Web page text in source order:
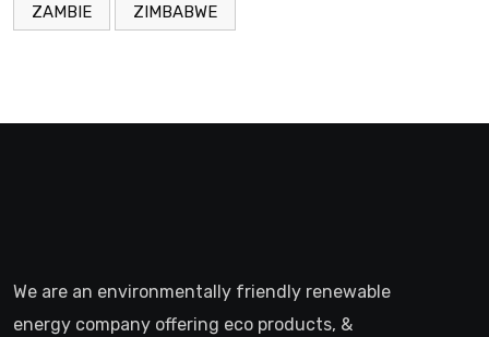
ZAMBIE ZIMBABWE
We are an environmentally friendly renewable
energy company offering eco products, &